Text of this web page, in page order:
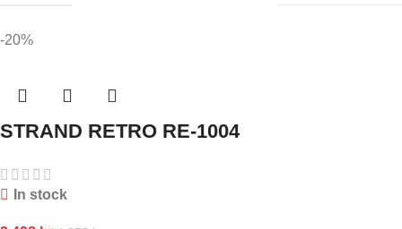
-20%
STRAND RETRO RE-1004
In stock